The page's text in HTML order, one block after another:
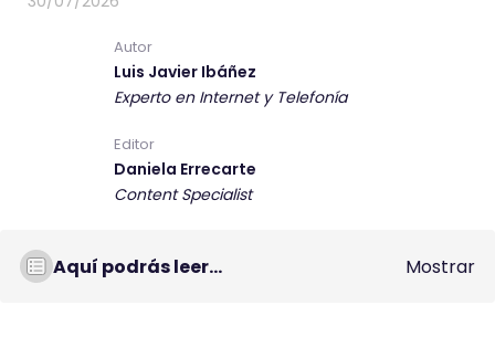
a
Autor
Luis Javier Ibáñez
Experto en Internet y Telefonía
Editor
Daniela Errecarte
Content Specialist
Aquí podrás leer... Mostrar